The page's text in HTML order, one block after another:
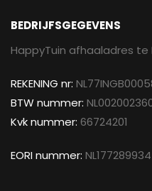
BEDRIJFSGEGEVENS
HappyTuin afhaaladres te
REKENING nr:
BTW nummer:
Kvk nummer: 66724201
EORI nummer: NL177289934